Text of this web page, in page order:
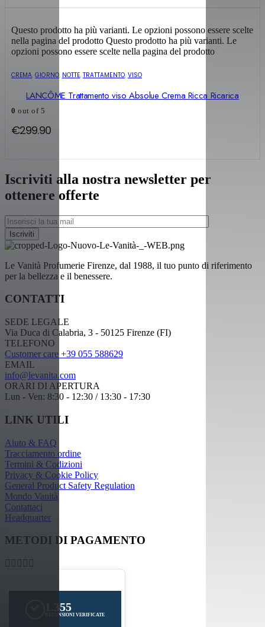
Questo prodotto ha più varianti. Le opzioni possono essere scelte
nella pagina del prodotto Questo prodotto ha più varianti. Le
opzioni possono essere scelte nella pagina del prodotto
CREMA,GIORNO, NOTTE,TRATTAMENTO, VISO
LANCÔME Trattamento viso Absolue Crema Ricca Ricarica
0 out of 5
€299.90
Iscriviti alla nostra newsletter per
ottenere offerte
Le Vanità Profumerie Firenze, dal 1988, il tuo punto di riferimento
per la bellezza e il benessere.
CONTATTI
SEDE LEGALE
Via Duca di Calabria, 3 - 50125 Firenze (FI)
TELEFONO
Customer care +39 055 588629
EMAIL
info@levanita.com
ORARI DI APERTURA
Lun - Ven: 8:30 - 12:30 / 13:30 - 17:30
LINK UTILI
Aiuto & FAQ
Tracciamento ordine
Termini & Codizioni
Privacy & Cookie Policy
General Product Safety Regulation
Mondo Vanità
Contattaci
Headquarter
METODI DI PAGAMENTO
1.355
RECENSIONI VERIFICATE